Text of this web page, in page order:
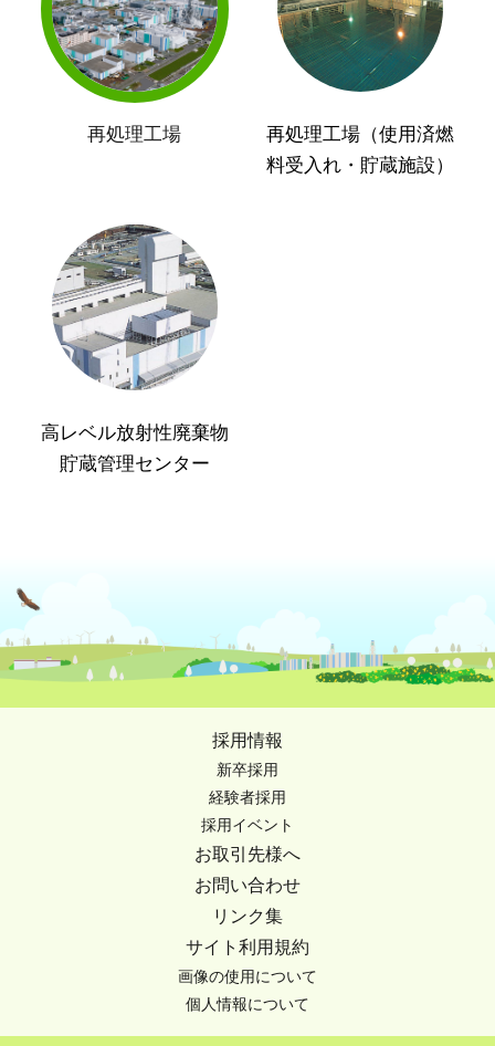
再処理工場
再処理工場（使用済燃
料受入れ・貯蔵施設）
高レベル放射性廃棄物
貯蔵管理センター
採用情報
新卒採用
経験者採用
採用イベント
お取引先様へ
お問い合わせ
リンク集
サイト利用規約
画像の使用について
個人情報について